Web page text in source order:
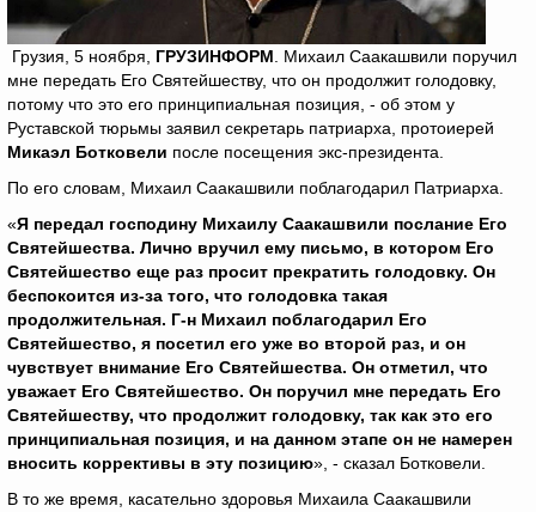
Грузия, 5 ноября, ГРУЗИНФОРМ . Михаил Саакашвили поручил
мне передать Его Святейшеству, что он продолжит голодовку,
потому что это его принципиальная позиция, - об этом у
Руставской тюрьмы заявил секретарь патриарха, протоиерей
Микаэл Ботковели после посещения экс-президента.
По его словам, Михаил Саакашвили поблагодарил Патриарха.
«Я передал господину Михаилу Саакашвили послание Его
Святейшества. Лично вручил ему письмо, в котором Его
Святейшество еще раз просит прекратить голодовку. Он
беспокоится из-за того, что голодовка такая
продолжительная. Г-н Михаил поблагодарил Его
Святейшество, я посетил его уже во второй раз, и он
чувствует внимание Его Святейшества. Он отметил, что
уважает Его Святейшество. Он поручил мне передать Его
Святейшеству, что продолжит голодовку, так как это его
принципиальная позиция, и на данном этапе он не намерен
вносить коррективы в эту позицию», - сказал Ботковели.
В то же время, касательно здоровья Михаила Саакашвили